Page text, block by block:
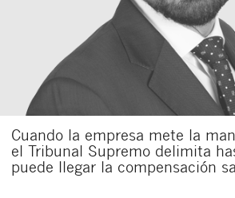
Cuando la empresa mete la
el Tribunal Supremo delimita
puede llegar la compensación